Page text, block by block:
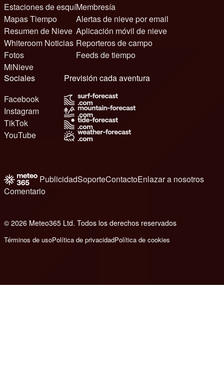
Estaciones de esquí
Mapas Tiempo
Resumen de Nieve
Whiteroom Noticias
Fotos
MiNieve
Membresía
Alertas de nieve por email
Aplicación móvil de nieve
Reporteros de campo
Feeds de tiempo
Sociales
Facebook
Instagram
TikTok
YouTube
Previsión cada aventura
PublicidadSoporteContactoEnlazar a nosotros
Comentario
© 2026 Meteo365 Ltd. Todos los derechos reservados
Términos de usoPolítica de privacidadPolítica de cookies